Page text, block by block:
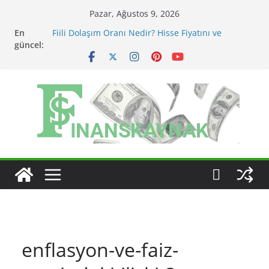
content
Pazar, Ağustos 9, 2026
En
güncel:
Fiili Dolaşım Oranı Nedir? Hisse Fiyatını ve
KAP Açıklaması Nasıl Okunur? Yatırımcı İçin Kritik
MSCI Endeks Değişiklikleri BIST Hisselerini Nasıl
Etkiler?
BIST Endeks Değişiklikleri Hisseleri Nasıl Etkiler?
BIST Sektör Endeksleri Nedir? Sektörel Rotasyon
Nasıl Takip Edilir?
enflasyon-ve-faiz-